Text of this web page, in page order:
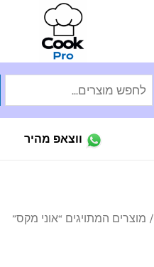
ווצאפ מהיר
/ מוצרים המתויגים “אוני מקס”